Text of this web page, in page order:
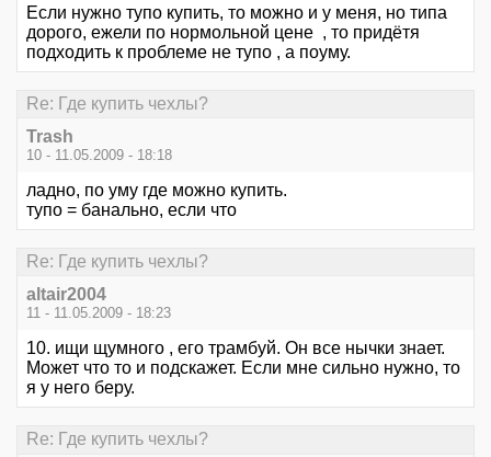
Если нужно тупо купить, то можно и у меня, но типа
дорого, ежели по нормольной цене , то придётя
подходить к проблеме не тупо , а поуму.
Re: Где купить чехлы?
Trash
10 - 11.05.2009 - 18:18
ладно, по уму где можно купить.
тупо = банально, если что
Re: Где купить чехлы?
altair2004
11 - 11.05.2009 - 18:23
10. ищи щумного , его трамбуй. Он все нычки знает.
Может что то и подскажет. Если мне сильно нужно, то
я у него беру.
Re: Где купить чехлы?